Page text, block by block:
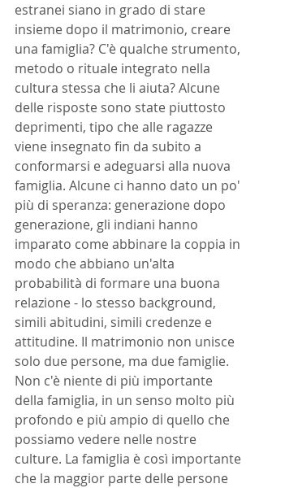
estranei siano in grado di stare
insieme dopo il matrimonio, creare
una famiglia? C'è qualche strumento,
metodo o rituale integrato nella
cultura stessa che li aiuta? Alcune
delle risposte sono state piuttosto
deprimenti, tipo che alle ragazze
viene insegnato fin da subito a
conformarsi e adeguarsi alla nuova
famiglia. Alcune ci hanno dato un po'
più di speranza: generazione dopo
generazione, gli indiani hanno
imparato come abbinare la coppia in
modo che abbiano un'alta
probabilità di formare una buona
relazione - lo stesso background,
simili abitudini, simili credenze e
attitudine. Il matrimonio non unisce
solo due persone, ma due famiglie.
Non c'è niente di più importante
della famiglia, in un senso molto più
profondo e più ampio di quello che
possiamo vedere nelle nostre
culture. La famiglia è così importante
che la maggior parte delle persone